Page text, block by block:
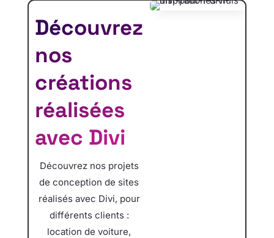
Découvrez
nos
créations
réalisées
avec Divi
Découvrez nos projets
de conception de sites
réalisés avec Divi, pour
différents clients :
location de voiture,